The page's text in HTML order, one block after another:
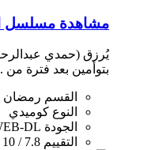
مشاهدة مسلسل
يُرزق (حمدي
بتوأمين بعد فترة من
القسم رمضان 2024
النوع كوميدي
الجودة DL
التقييم 7.8 / 10